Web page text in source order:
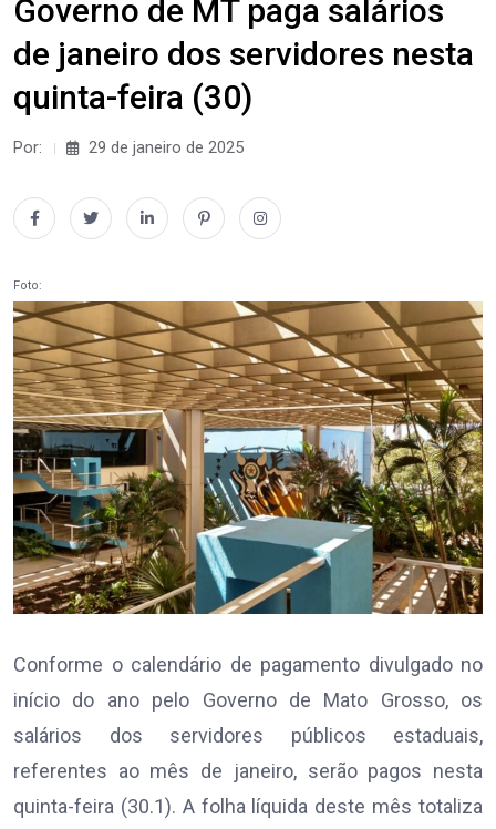
Governo de MT paga salários
de janeiro dos servidores nesta
quinta-feira (30)
Por: 29 de janeiro de 2025
Foto:
Conforme o calendário de pagamento divulgado no
início do ano pelo Governo de Mato Grosso, os
salários dos servidores públicos estaduais,
referentes ao mês de janeiro, serão pagos nesta
quinta-feira (30.1). A folha líquida deste mês totaliza